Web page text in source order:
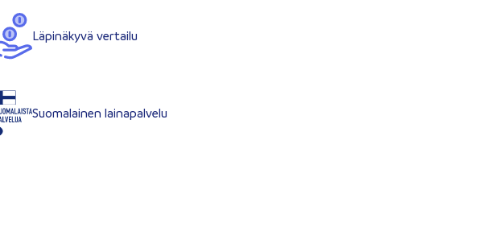
Läpinäkyvä vertailu
Suomalainen lainapalvelu